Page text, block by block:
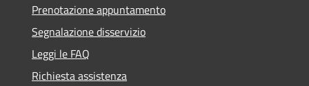
Prenotazione appuntamento
Segnalazione disservizio
Leggi le FAQ
Richiesta assistenza